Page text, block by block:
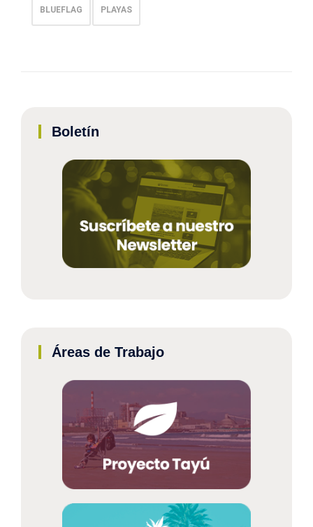
BLUEFLAG PLAYAS
Boletín
Áreas de Trabajo